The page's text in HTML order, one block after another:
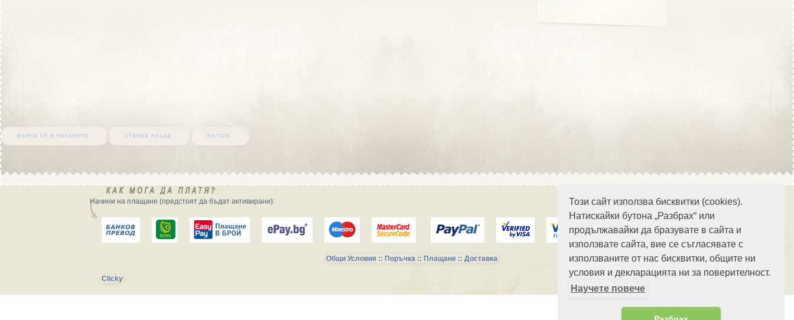
Този сайт използва бисквитки (cookies).
Натискайки бутона „Разбрах“ или
продължавайки да бразувате в сайта и
използвате сайта, вие се съгласявате с
използваните от нас бисквитки, общите ни
условия и декларацията ни за поверителност.
Научете повече
Област София
Област Хасково
Област Шумен
върни се в началото стъпка назад нагоре
Начини на плащане (предстоят да бъдат активирани):
Общи Условия :: Поръчка :: Плащане :: Доставка
Clicky